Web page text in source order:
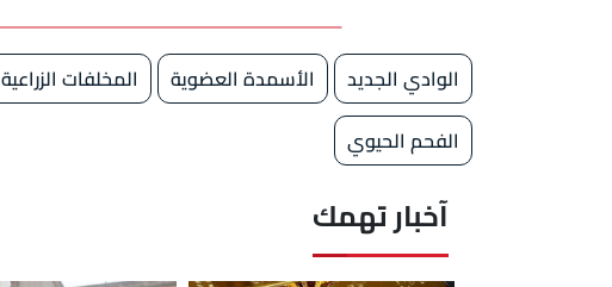
الوادي الجديد الأسمدة العضوية المخلفات الزراعية
الفحم الحيوي
آخبار تهمك